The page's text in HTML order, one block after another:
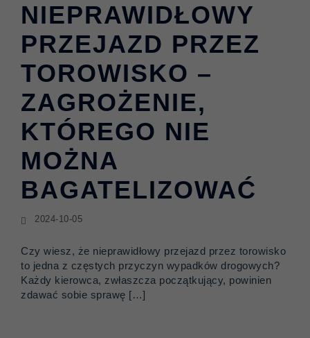
NIEPRAWIDŁOWY
PRZEJAZD PRZEZ
TOROWISKO –
ZAGROŻENIE,
KTÓREGO NIE
MOŻNA
BAGATELIZOWAĆ
2024-10-05
Czy wiesz, że nieprawidłowy przejazd przez torowisko
to jedna z częstych przyczyn wypadków drogowych?
Każdy kierowca, zwłaszcza początkujący, powinien
zdawać sobie sprawę […]